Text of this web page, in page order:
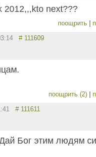
2012,,,kto next???
поощрить
# 111609
поощрить (2)
# 111611
Бог этим людям